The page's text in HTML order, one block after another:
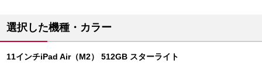
選択した機種・カラー
11インチiPad Air（M2） 512GB スターライト